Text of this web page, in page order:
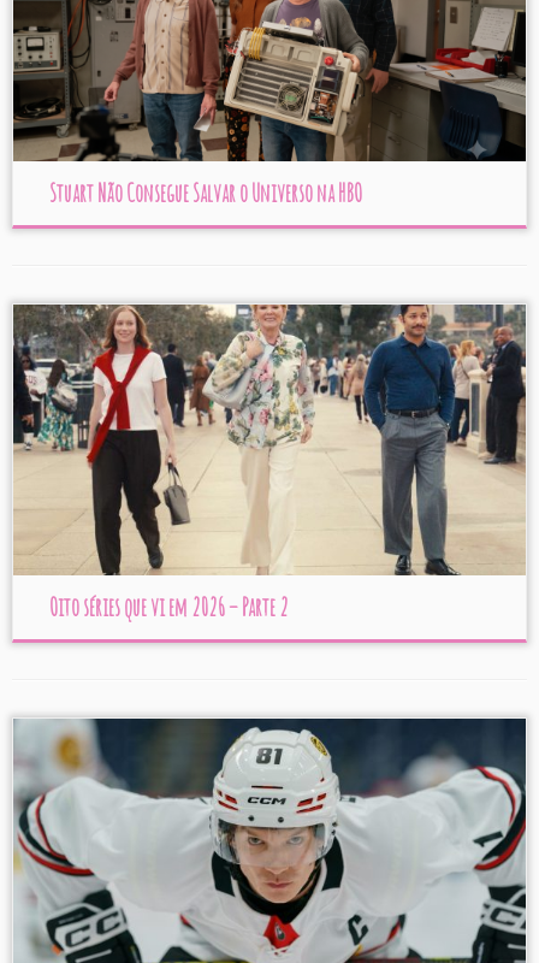
Stuart Não Consegue Salvar o Universo na HBO
Oito séries que vi em 2026 – Parte 2